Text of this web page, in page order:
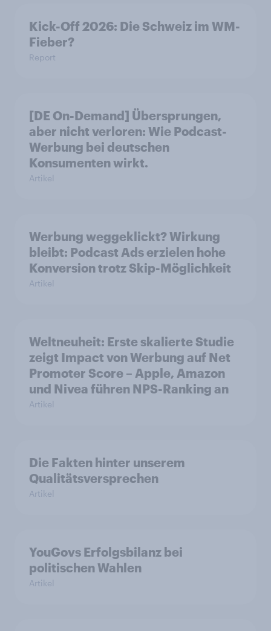
Kick-Off 2026: Die Schweiz im WM-
Fieber?​
Report
[DE On-Demand] Übersprungen,
aber nicht verloren: Wie Podcast-
Werbung bei deutschen
Konsumenten wirkt.
Artikel
Werbung weggeklickt? Wirkung
bleibt: Podcast Ads erzielen hohe
Konversion trotz Skip-Möglichkeit
Artikel
Weltneuheit: Erste skalierte Studie
zeigt Impact von Werbung auf Net
Promoter Score – Apple, Amazon
und Nivea führen NPS-Ranking an
Artikel
Die Fakten hinter unserem
Qualitätsversprechen
Artikel
YouGovs Erfolgsbilanz bei
politischen Wahlen
Artikel